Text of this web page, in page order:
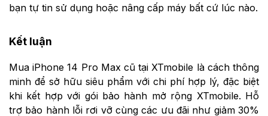
bạn tự tin sử dụng hoặc nâng cấp máy bất cứ lúc nào.
Kết luận
Mua iPhone 14 Pro Max cũ tại XTmobile là cách thông
minh để sở hữu siêu phẩm với chi phí hợp lý, đặc biệt
khi kết hợp với gói bảo hành mở rộng XTmobile. Hỗ
trợ bảo hành lỗi rơi vỡ cùng các ưu đãi như giảm 30%